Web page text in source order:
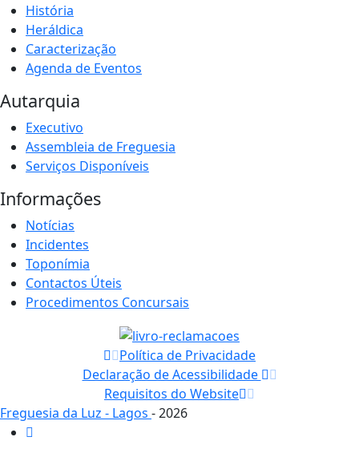
História
Heráldica
Caracterização
Agenda de Eventos
Autarquia
Executivo
Assembleia de Freguesia
Serviços Disponíveis
Informações
Notícias
Incidentes
Toponímia
Contactos Úteis
Procedimentos Concursais
Política de Privacidade
Declaração de Acessibilidade
Requisitos do Website
Freguesia da Luz - Lagos - 2026